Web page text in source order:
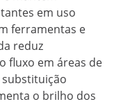
em uso
ferramentas e
reduz
fluxo em áreas de
o brilho dos